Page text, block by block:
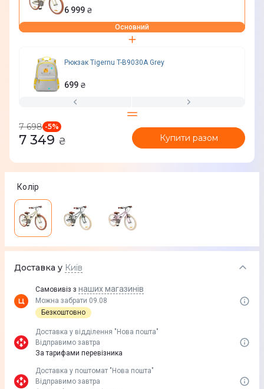
6 999 ₴
Основний
Рюкзак Tigernu T-B9030A Grey
699 ₴
7 698 -5%
7 349 ₴ Купити разом
Колір
Доставка у Київ
Самовивіз з наших магазинів
Можна забрати 09.08
Безкоштовно
Доставка у вiддiлення "Нова пошта"
Відправимо завтра
За тарифами перевізника
Доставка у поштомат "Нова пошта"
Відправимо завтра